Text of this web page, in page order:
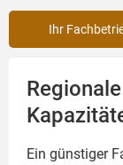
Ihr
Ein günstiger